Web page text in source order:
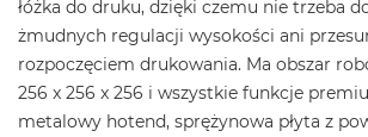
łóżka do druku, dzięki czemu nie trzeba
żmudnych regulacji wysokości ani
rozpoczęciem drukowania. Ma obszar
256 x 256 x 256 i wszystkie funkcje
metalowy hotend, sprężynowa płyta z